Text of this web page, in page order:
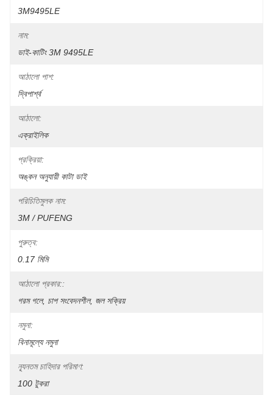
3M9495LE
নাম:
ডাই-কাটিং 3M 9495LE
আঠালো পাশ:
দ্বিপার্শ্ব
আঠালো:
এক্রাইলিক
প্রক্রিয়া:
অঙ্কন অনুযায়ী কাটা ডাই
পরিচিতিমুলক নাম:
3M / PUFENG
পুরুত্ব:
0.17 মিমি
আঠালো প্রকার::
গরম গলে, চাপ সংবেদনশীল, জল সক্রিয়
নমুনা:
বিনামূল্যে নমুনা
ন্যূনতম চাহিদার পরিমাণ:
100 টুকরা